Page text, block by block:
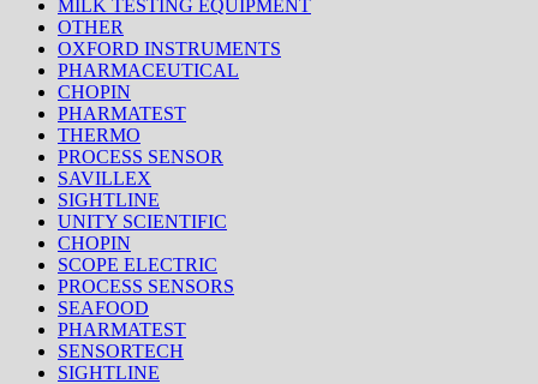
MILK TESTING EQUIPMENT
OTHER
OXFORD INSTRUMENTS
PHARMACEUTICAL
CHOPIN
PHARMATEST
THERMO
PROCESS SENSOR
SAVILLEX
SIGHTLINE
UNITY SCIENTIFIC
CHOPIN
SCOPE ELECTRIC
PROCESS SENSORS
SEAFOOD
PHARMATEST
SENSORTECH
SIGHTLINE